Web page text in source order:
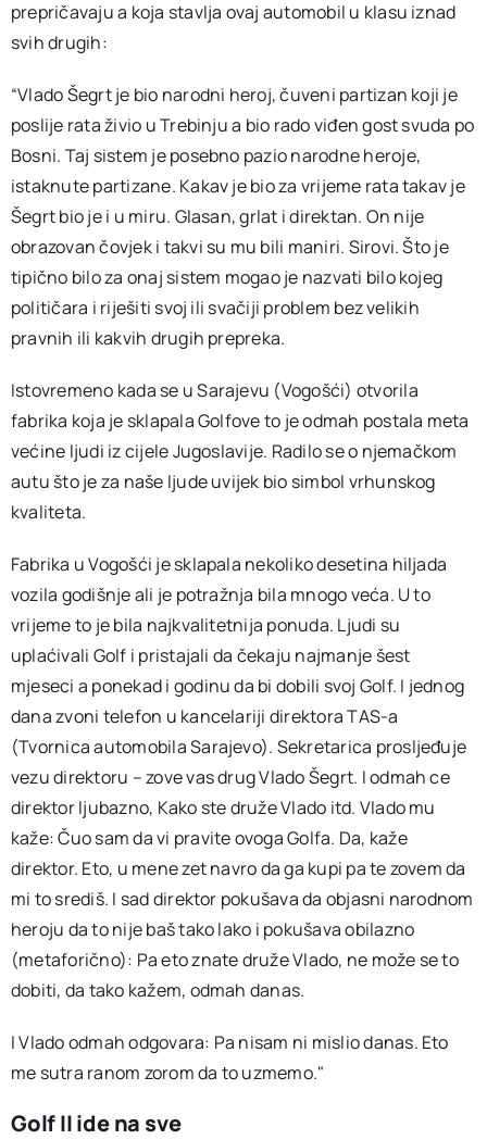
prepričavaju a koja stavlja ovaj automobil u klasu iznad
svih drugih:
“Vlado Šegrt je bio narodni heroj, čuveni partizan koji je
poslije rata živio u Trebinju a bio rado viđen gost svuda po
Bosni. Taj sistem je posebno pazio narodne heroje,
istaknute partizane. Kakav je bio za vrijeme rata takav je
Šegrt bio je i u miru. Glasan, grlat i direktan. On nije
obrazovan čovjek i takvi su mu bili maniri. Sirovi. Što je
tipično bilo za onaj sistem mogao je nazvati bilo kojeg
političara i riješiti svoj ili svačiji problem bez velikih
pravnih ili kakvih drugih prepreka.
Istovremeno kada se u Sarajevu (Vogošći) otvorila
fabrika koja je sklapala Golfove to je odmah postala meta
većine ljudi iz cijele Jugoslavije. Radilo se o njemačkom
autu što je za naše ljude uvijek bio simbol vrhunskog
kvaliteta.
Fabrika u Vogošći je sklapala nekoliko desetina hiljada
vozila godišnje ali je potražnja bila mnogo veća. U to
vrijeme to je bila najkvalitetnija ponuda. Ljudi su
uplaćivali Golf i pristajali da čekaju najmanje šest
mjeseci a ponekad i godinu da bi dobili svoj Golf. I jednog
dana zvoni telefon u kancelariji direktora TAS-a
(Tvornica automobila Sarajevo). Sekretarica prosljeđuje
vezu direktoru – zove vas drug Vlado Šegrt. I odmah ce
direktor ljubazno, Kako ste druže Vlado itd. Vlado mu
kaže: Čuo sam da vi pravite ovoga Golfa. Da, kaže
direktor. Eto, u mene zet navro da ga kupi pa te zovem da
mi to središ. I sad direktor pokušava da objasni narodnom
heroju da to nije baš tako lako i pokušava obilazno
(metaforično): Pa eto znate druže Vlado, ne može se to
dobiti, da tako kažem, odmah danas.
I Vlado odmah odgovara: Pa nisam ni mislio danas. Eto
me sutra ranom zorom da to uzmemo."
Golf II ide na sve